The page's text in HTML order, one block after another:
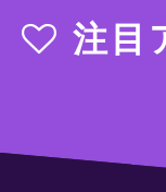
注目